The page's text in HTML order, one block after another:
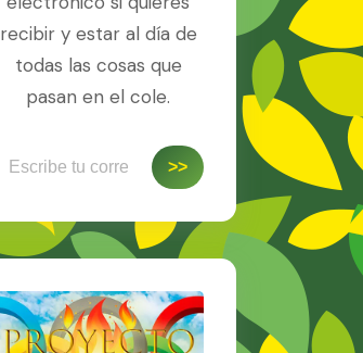
recibir y estar al día de
todas las cosas que
pasan en el cole.
>>